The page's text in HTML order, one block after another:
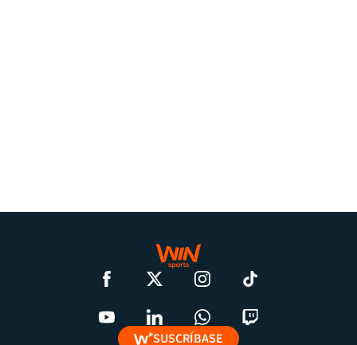
SUSCRÍBASE